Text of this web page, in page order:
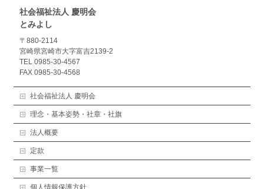
社会福祉法人 慶明会
とみよし
〒880-2114
宮崎県宮崎市大字富吉2139-2
TEL 0985-30-4567
FAX 0985-30-4568
社会福祉法人 慶明会
理念・基本姿勢・社章・社旗
法人概要
定款
事業一覧